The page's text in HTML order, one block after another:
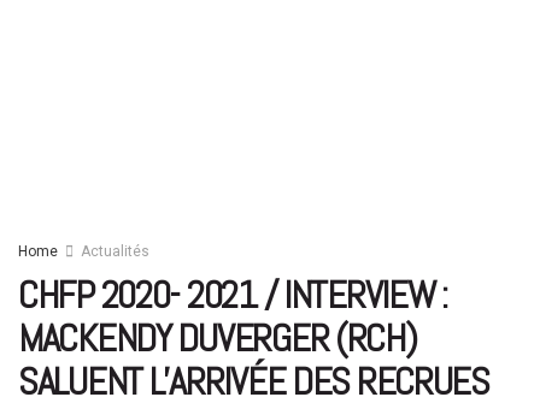
Home Actualités
CHFP 2020- 2021 / INTERVIEW :
MACKENDY DUVERGER (RCH)
SALUENT L’ARRIVÉE DES RECRUES